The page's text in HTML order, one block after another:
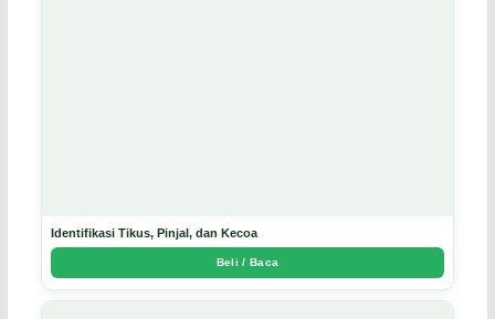
Identifikasi Tikus, Pinjal, dan Kecoa
Beli / Baca